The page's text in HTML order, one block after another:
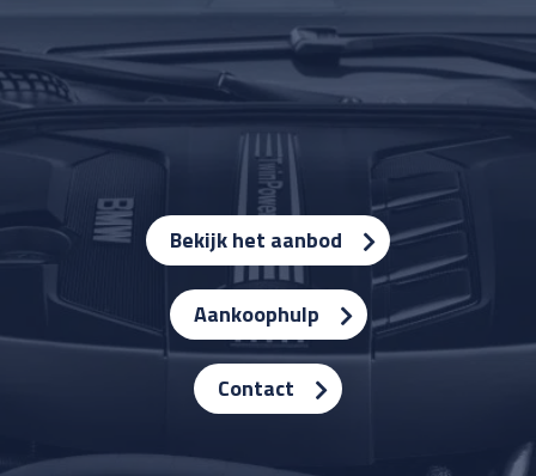
Bekijk het aanbod
Aankoophulp
Contact